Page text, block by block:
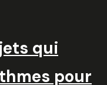
qui
pour